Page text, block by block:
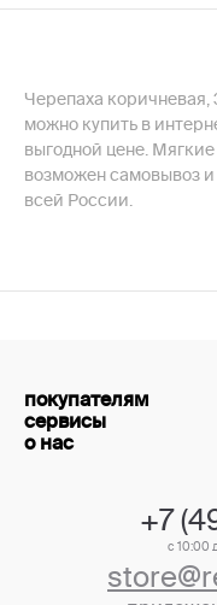
Черепаха коричневая,
можно купить в
выгодной цене.
возможен самовывоз
всей России.
покупателям
сервисы
о нас
+7
с 10:00